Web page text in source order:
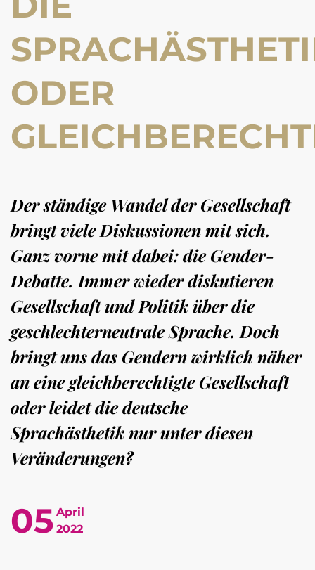
ODER
Der ständige Wandel der Gesellschaft
bringt viele Diskussionen mit sich.
Ganz vorne mit dabei: die Gender-
Debatte. Immer wieder diskutieren
Gesellschaft und Politik über die
geschlechterneutrale Sprache. Doch
bringt uns das Gendern wirklich näher
an eine gleichberechtigte Gesellschaft
oder leidet die deutsche
Sprachästhetik nur unter diesen
Veränderungen?
05 April
2022